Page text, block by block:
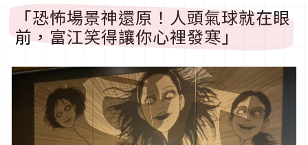
「恐怖場景神還原！人頭氣球就在眼
前，富江笑得讓你心裡發寒」